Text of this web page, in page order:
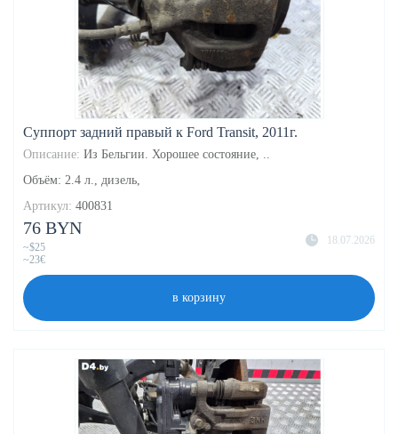
Суппорт задний правый к Ford Transit, 2011г.
Описание: Из Бельгии. Хорошее состояние, ..
Объём: 2.4 л., дизель,
Артикул: 400831
18.07.2026
76 BYN
~$25
~23€
в корзину